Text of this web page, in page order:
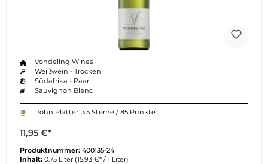
Vondeling Wines
Weißwein - Trocken
Südafrika - Paarl
Sauvignon Blanc
John Platter: 3.5 Sterne / 85 Punkte
11,95 €*
Produktnummer: 400135-24
Inhalt: 0.75 Liter (15,93 €* / 1 Liter)